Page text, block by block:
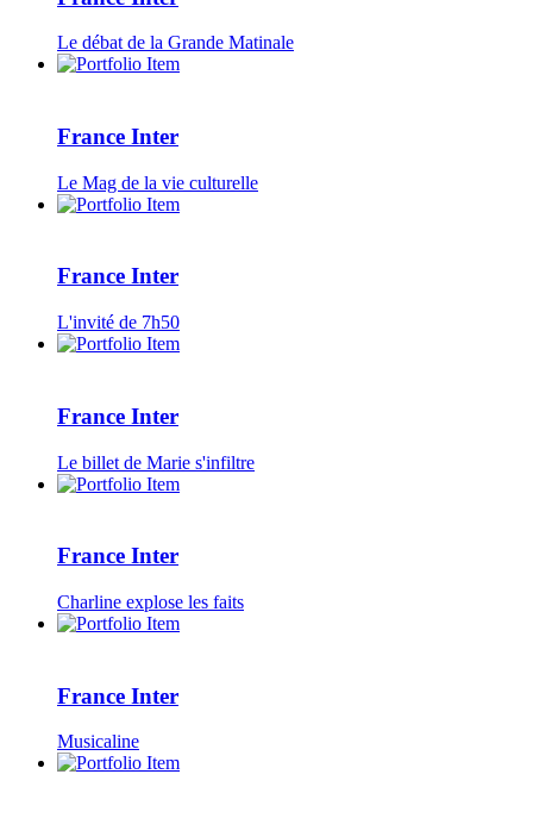
Le débat de la Grande Matinale
France Inter
Le Mag de la vie culturelle
France Inter
L'invité de 7h50
France Inter
Le billet de Marie s'infiltre
France Inter
Charline explose les faits
France Inter
Musicaline